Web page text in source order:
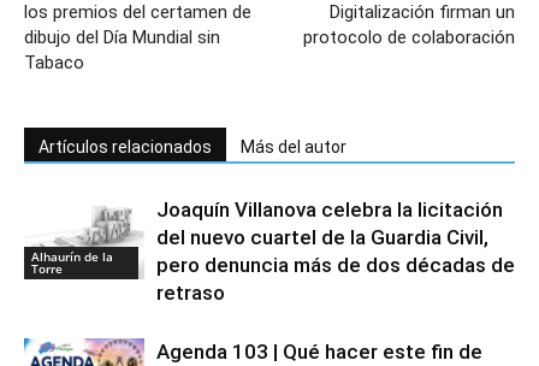
los premios del certamen de
dibujo del Día Mundial sin
Tabaco
Digitalización firman un
protocolo de colaboración
Artículos relacionados Más del autor
Alhaurín de la
Torre
Joaquín Villanova celebra la licitación
del nuevo cuartel de la Guardia Civil,
pero denuncia más de dos décadas de
retraso
Agenda 103 | Qué hacer este fin de